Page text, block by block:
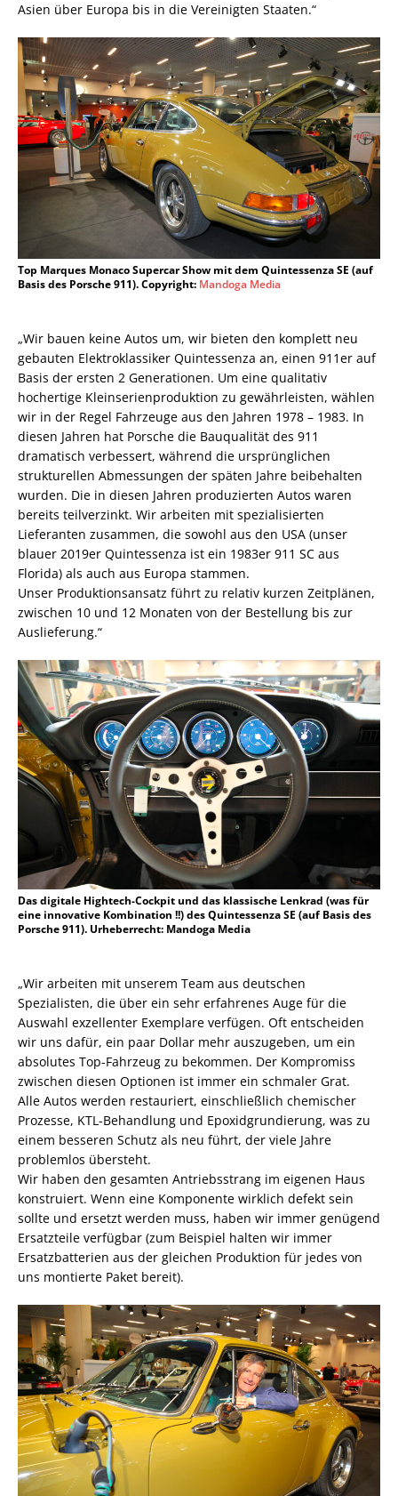
Asien über Europa bis in die Vereinigten Staaten.“
Top Marques Monaco Supercar Show mit dem Quintessenza SE (auf
Basis des Porsche 911). Copyright: Mandoga Media
„Wir bauen keine Autos um, wir bieten den komplett neu
gebauten Elektroklassiker Quintessenza an, einen 911er auf
Basis der ersten 2 Generationen. Um eine qualitativ
hochertige Kleinserienproduktion zu gewährleisten, wählen
wir in der Regel Fahrzeuge aus den Jahren 1978 – 1983. In
diesen Jahren hat Porsche die Bauqualität des 911
dramatisch verbessert, während die ursprünglichen
strukturellen Abmessungen der späten Jahre beibehalten
wurden. Die in diesen Jahren produzierten Autos waren
bereits teilverzinkt. Wir arbeiten mit spezialisierten
Lieferanten zusammen, die sowohl aus den USA (unser
blauer 2019er Quintessenza ist ein 1983er 911 SC aus
Florida) als auch aus Europa stammen.
Unser Produktionsansatz führt zu relativ kurzen Zeitplänen,
zwischen 10 und 12 Monaten von der Bestellung bis zur
Auslieferung.“
Das digitale Hightech-Cockpit und das klassische Lenkrad (was für
eine innovative Kombination !!) des Quintessenza SE (auf Basis des
Porsche 911). Urheberrecht: Mandoga Media
„Wir arbeiten mit unserem Team aus deutschen
Spezialisten, die über ein sehr erfahrenes Auge für die
Auswahl exzellenter Exemplare verfügen. Oft entscheiden
wir uns dafür, ein paar Dollar mehr auszugeben, um ein
absolutes Top-Fahrzeug zu bekommen. Der Kompromiss
zwischen diesen Optionen ist immer ein schmaler Grat.
Alle Autos werden restauriert, einschließlich chemischer
Prozesse, KTL-Behandlung und Epoxidgrundierung, was zu
einem besseren Schutz als neu führt, der viele Jahre
problemlos übersteht.
Wir haben den gesamten Antriebsstrang im eigenen Haus
konstruiert. Wenn eine Komponente wirklich defekt sein
sollte und ersetzt werden muss, haben wir immer genügend
Ersatzteile verfügbar (zum Beispiel halten wir immer
Ersatzbatterien aus der gleichen Produktion für jedes von
uns montierte Paket bereit).